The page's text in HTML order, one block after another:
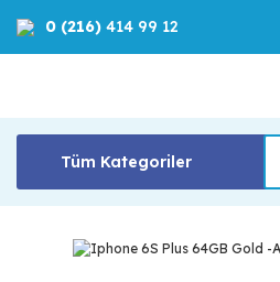
0 (216) 414 99 12
Tüm Kategoriler